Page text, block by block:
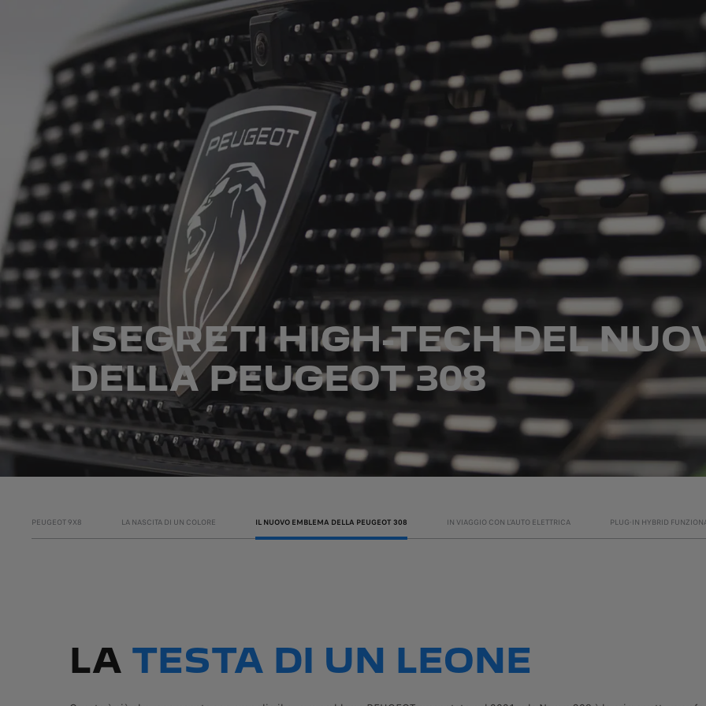
I SEGRETI HIGH-TECH DEL
DELLA PEUGEOT 308
PEUGEOT 9X8 LA NASCITA DI UN COLORE IL NUOVO EMBLEMA DELLA PEUGEOT 308 IN VIAGGIO CON L’AUTO ELETTRICA PLUG-IN HYBRID
LA TESTA DI UN LEONE